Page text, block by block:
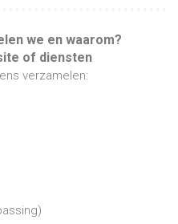
we en waarom?
of diensten
verzamelen: